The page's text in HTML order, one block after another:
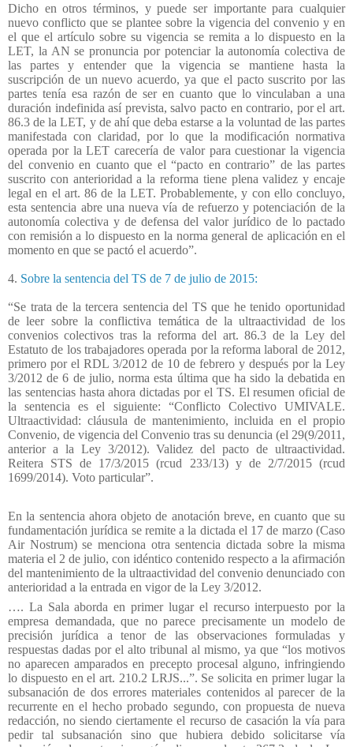
Dicho en otros términos, y puede ser importante para cualquier
nuevo conflicto que se plantee sobre la vigencia del convenio y en
el que el artículo sobre su vigencia se remita a lo dispuesto en la
LET, la AN se pronuncia por potenciar la autonomía colectiva de
las partes y entender que la vigencia se mantiene hasta la
suscripción de un nuevo acuerdo, ya que el pacto suscrito por las
partes tenía esa razón de ser en cuanto que lo vinculaban a una
duración indefinida así prevista, salvo pacto en contrario, por el art.
86.3 de la LET, y de ahí que deba estarse a la voluntad de las partes
manifestada con claridad, por lo que la modificación normativa
operada por la LET carecería de valor para cuestionar la vigencia
del convenio en cuanto que el “pacto en contrario” de las partes
suscrito con anterioridad a la reforma tiene plena validez y encaje
legal en el art. 86 de la LET. Probablemente, y con ello concluyo,
esta sentencia abre una nueva vía de refuerzo y potenciación de la
autonomía colectiva y de defensa del valor jurídico de lo pactado
con remisión a lo dispuesto en la norma general de aplicación en el
momento en que se pactó el acuerdo”.
4. Sobre la sentencia del TS de 7 de julio de 2015:
“Se trata de la tercera sentencia del TS que he tenido oportunidad
de leer sobre la conflictiva temática de la ultraactividad de los
convenios colectivos tras la reforma del art. 86.3 de la Ley del
Estatuto de los trabajadores operada por la reforma laboral de 2012,
primero por el RDL 3/2012 de 10 de febrero y después por la Ley
3/2012 de 6 de julio, norma esta última que ha sido la debatida en
las sentencias hasta ahora dictadas por el TS. El resumen oficial de
la sentencia es el siguiente: “Conflicto Colectivo UMIVALE.
Ultraactividad: cláusula de mantenimiento, incluida en el propio
Convenio, de vigencia del Convenio tras su denuncia (el 29(9/2011,
anterior a la Ley 3/2012). Validez del pacto de ultraactividad.
Reitera STS de 17/3/2015 (rcud 233/13) y de 2/7/2015 (rcud
1699/2014). Voto particular”.
En la sentencia ahora objeto de anotación breve, en cuanto que su
fundamentación jurídica se remite a la dictada el 17 de marzo (Caso
Air Nostrum) se menciona otra sentencia dictada sobre la misma
materia el 2 de julio, con idéntico contenido respecto a la afirmación
del mantenimiento de la ultraactividad del convenio denunciado con
anterioridad a la entrada en vigor de la Ley 3/2012.
…. La Sala aborda en primer lugar el recurso interpuesto por la
empresa demandada, que no parece precisamente un modelo de
precisión jurídica a tenor de las observaciones formuladas y
respuestas dadas por el alto tribunal al mismo, ya que “los motivos
no aparecen amparados en precepto procesal alguno, infringiendo
lo dispuesto en el art. 210.2 LRJS...”. Se solicita en primer lugar la
subsanación de dos errores materiales contenidos al parecer de la
recurrente en el hecho probado segundo, con propuesta de nueva
redacción, no siendo ciertamente el recurso de casación la vía para
pedir tal subsanación sino que hubiera debido solicitarse vía